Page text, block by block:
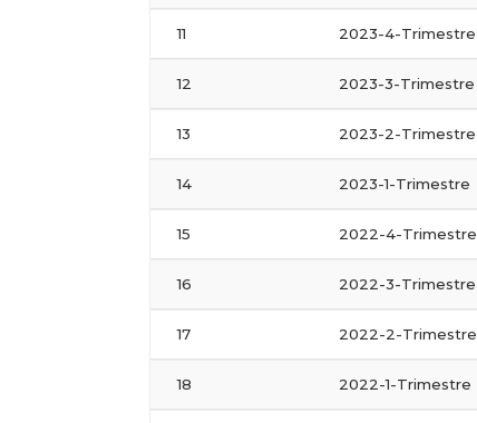
11 2023-4-Trimestre
12 2023-3-Trimestre
13 2023-2-Trimestre
14 2023-1-Trimestre
15 2022-4-Trimestre
16 2022-3-Trimestre
17 2022-2-Trimestre
18 2022-1-Trimestre